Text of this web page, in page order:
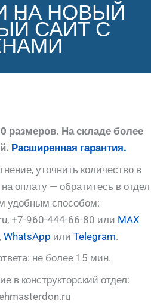
НА НОВЫЙ
САЙТ С
размеров. На складе более
Расширенная гарантия.
уточнить количество в
оплату — обратитесь в отдел
удобным способом:
+7-960-444-66-80 или MAX
WhatsApp или Telegram.
не более 15 мин.
в конструкторский отдел: